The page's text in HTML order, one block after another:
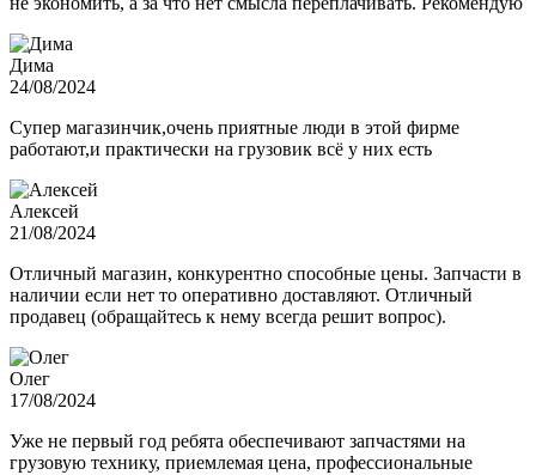
Дима
24/08/2024
Супер магазинчик,очень приятные люди в этой фирме
работают,и практически на грузовик всё у них есть
Алексей
21/08/2024
Отличный магазин, конкурентно способные цены. Запчасти в
наличии если нет то оперативно доставляют. Отличный
продавец (обращайтесь к нему всегда решит вопрос).
Олег
17/08/2024
Уже не первый год ребята обеспечивают запчастями на
грузовую технику, приемлемая цена, профессиональные